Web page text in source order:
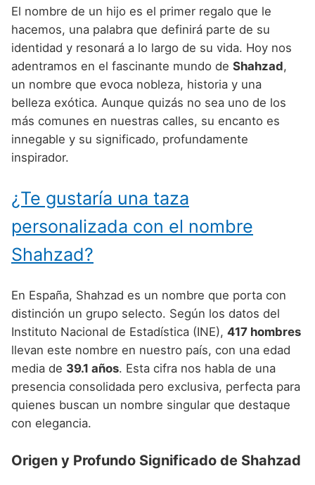
Nombres de niño que empiezan por P
Nombres de niño que empiezan por Q
Nombres de niño que empiezan por R
Nombres de niño que empiezan por S
Nombres de niño que empiezan por T
Nombres de niño que empiezan por U
Nombres de niño que empiezan por W
Nombres de niño que empiezan por X
Nombres de niño que empiezan por Y
Nombres de Niño Valencianos
Nombres de Niño Vascos
Nombres de Niño Rumanos
Nombres de Niño Rusos
Nombres de Niño Suecos
El nombre de un hijo es el primer regalo que le
hacemos, una palabra que definirá parte de su
identidad y resonará a lo largo de su vida. Hoy nos
adentramos en el fascinante mundo de Shahzad,
un nombre que evoca nobleza, historia y una
belleza exótica. Aunque quizás no sea uno de los
más comunes en nuestras calles, su encanto es
innegable y su significado, profundamente
inspirador.
¿Te gustaría una taza
personalizada con el nombre
Shahzad?
En España, Shahzad es un nombre que porta con
distinción un grupo selecto. Según los datos del
Instituto Nacional de Estadística (INE), 417 hombres
llevan este nombre en nuestro país, con una edad
media de 39.1 años. Esta cifra nos habla de una
presencia consolidada pero exclusiva, perfecta para
quienes buscan un nombre singular que destaque
con elegancia.
Origen y Profundo Significado de Shahzad